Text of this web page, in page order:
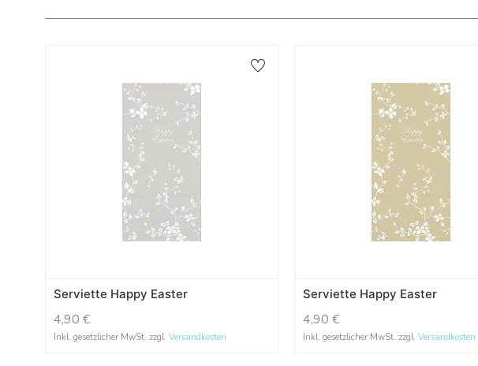
Serviette Happy Easter
4,90 €
Inkl. gesetzlicher MwSt. zzgl. Versandkosten
Serviette Happy Easter
4,90 €
Inkl. gesetzlicher MwSt. zzgl.Versandkosten